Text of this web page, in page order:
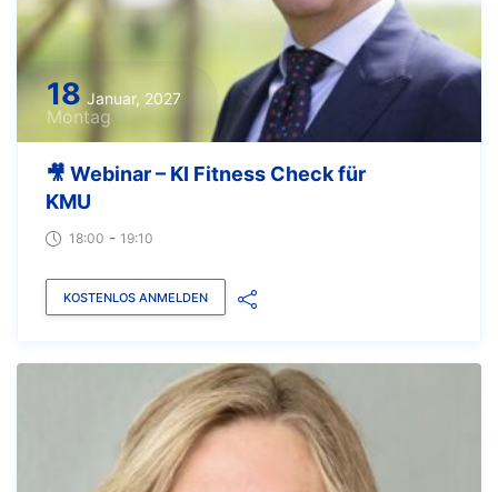
18 Januar, 2027
Montag
🎥 Webinar – KI Fitness Check für
KMU
18:00 - 19:10
KOSTENLOS ANMELDEN